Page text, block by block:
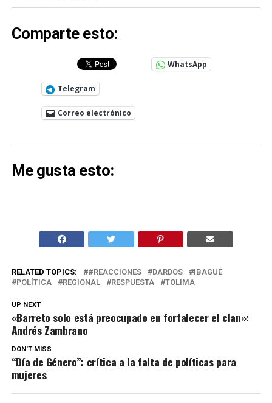
Comparte esto:
WhatsApp
Telegram
Correo electrónico
Me gusta esto:
RELATED TOPICS: #REACCIONES DARDOS
IBAGUÉ
POLÍTICA
REGIONAL RESPUESTA TOLIMA
UP NEXT
«Barreto solo está preocupado en fortalecer el clan»:
Andrés Zambrano
DON'T MISS
“Día de Género”: crítica a la falta de políticas para
mujeres